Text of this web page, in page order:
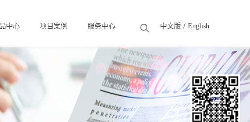
中文版 English
中心 项目案例 服务中心
Case